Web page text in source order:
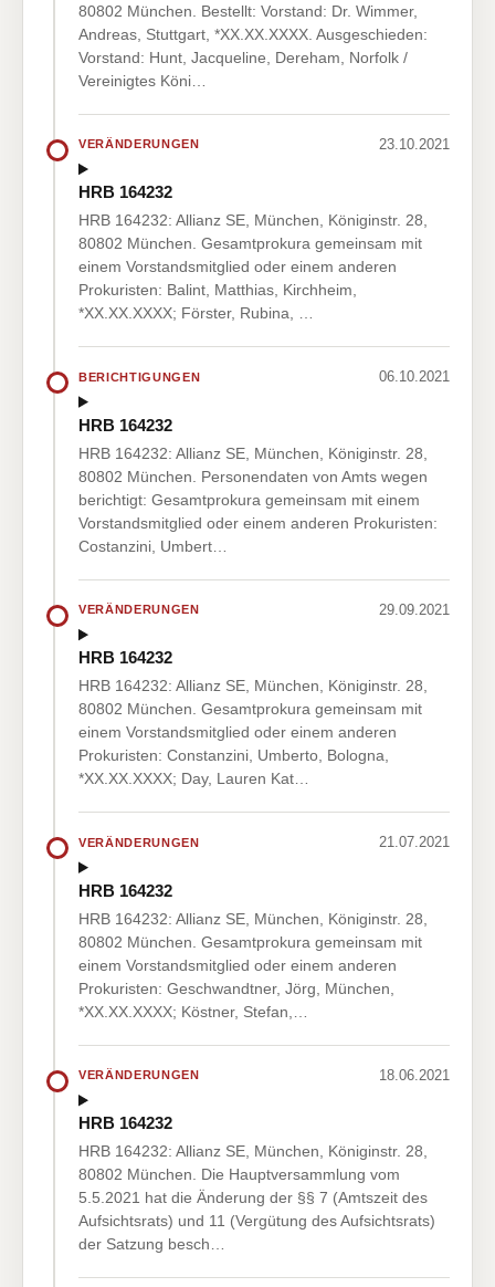
80802 München. Bestellt: Vorstand: Dr. Wimmer,
Andreas, Stuttgart, *XX.XX.XXXX. Ausgeschieden:
Vorstand: Hunt, Jacqueline, Dereham, Norfolk /
Vereinigtes Köni…
VERÄNDERUNGEN 23.10.2021
HRB 164232
HRB 164232: Allianz SE, München, Königinstr. 28,
80802 München. Gesamtprokura gemeinsam mit
einem Vorstandsmitglied oder einem anderen
Prokuristen: Balint, Matthias, Kirchheim,
*XX.XX.XXXX; Förster, Rubina, …
BERICHTIGUNGEN 06.10.2021
HRB 164232
HRB 164232: Allianz SE, München, Königinstr. 28,
80802 München. Personendaten von Amts wegen
berichtigt: Gesamtprokura gemeinsam mit einem
Vorstandsmitglied oder einem anderen Prokuristen:
Costanzini, Umbert…
VERÄNDERUNGEN 29.09.2021
HRB 164232
HRB 164232: Allianz SE, München, Königinstr. 28,
80802 München. Gesamtprokura gemeinsam mit
einem Vorstandsmitglied oder einem anderen
Prokuristen: Constanzini, Umberto, Bologna,
*XX.XX.XXXX; Day, Lauren Kat…
VERÄNDERUNGEN 21.07.2021
HRB 164232
HRB 164232: Allianz SE, München, Königinstr. 28,
80802 München. Gesamtprokura gemeinsam mit
einem Vorstandsmitglied oder einem anderen
Prokuristen: Geschwandtner, Jörg, München,
*XX.XX.XXXX; Köstner, Stefan,…
VERÄNDERUNGEN 18.06.2021
HRB 164232
HRB 164232: Allianz SE, München, Königinstr. 28,
80802 München. Die Hauptversammlung vom
5.5.2021 hat die Änderung der §§ 7 (Amtszeit des
Aufsichtsrats) und 11 (Vergütung des Aufsichtsrats)
der Satzung besch…